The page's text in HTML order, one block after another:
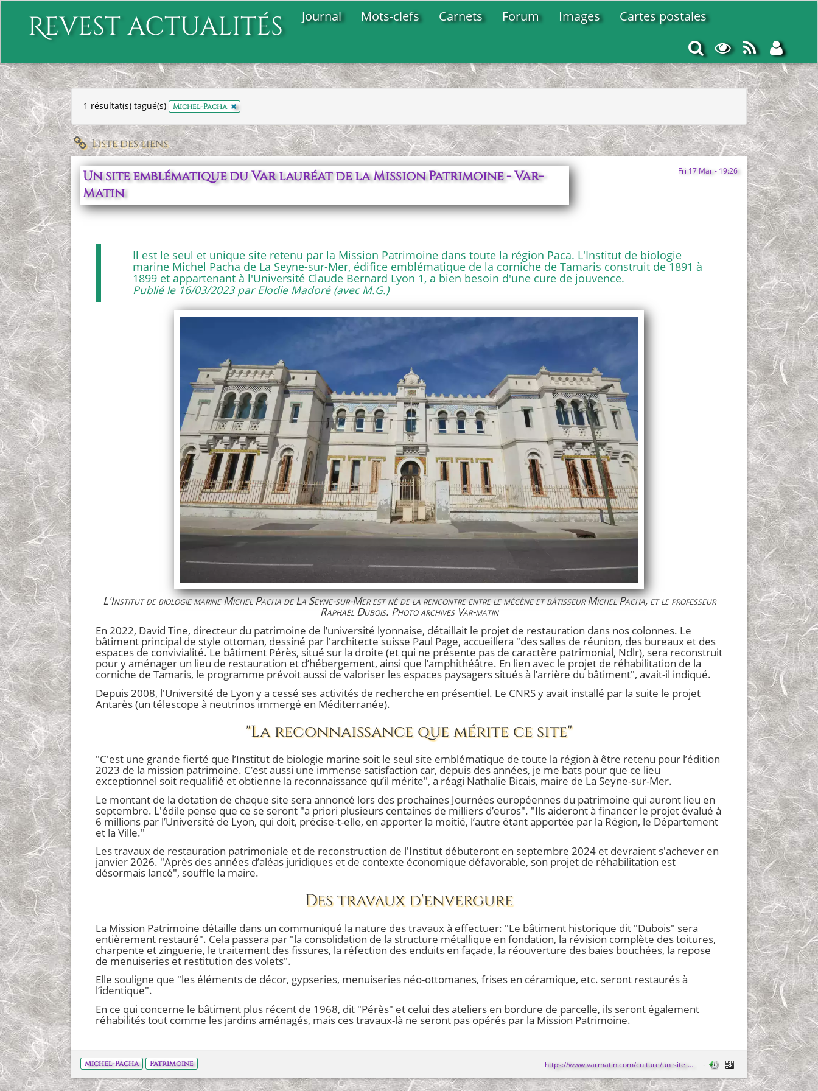
Revest actualités Journal Mots-clefs Carnets Forum Images
Cartes postales
Rechercher
Options
d’affichage
RSS
Feed
1 résultat(s) tagué(s) Michel-Pacha x
Liste des liens
Un site emblématique du Var lauréat de la Mission Patrimoine - Var-
Matin
Fri 17 Mar - 19:26
Il est le seul et unique site retenu par la Mission Patrimoine dans toute la région Paca. L'Institut de biologie
marine Michel Pacha de La Seyne-sur-Mer, édifice emblématique de la corniche de Tamaris construit de 1891 à
1899 et appartenant à l'Université Claude Bernard Lyon 1, a bien besoin d'une cure de jouvence.
Publié le 16/03/2023 par Elodie Madoré (avec M.G.)
L'Institut de biologie marine Michel Pacha de La Seyne-sur-Mer est né de la rencontre entre le mécène et bâtisseur Michel Pacha, et le professeur
Raphaël Dubois. Photo archives Var-matin
En 2022, David Tine, directeur du patrimoine de l’université lyonnaise, détaillait le projet de restauration dans nos colonnes. Le
bâtiment principal de style ottoman, dessiné par l'architecte suisse Paul Page, accueillera "des salles de réunion, des bureaux et des
espaces de convivialité. Le bâtiment Pérès, situé sur la droite (et qui ne présente pas de caractère patrimonial, Ndlr), sera reconstruit
pour y aménager un lieu de restauration et d’hébergement, ainsi que l’amphithéâtre. En lien avec le projet de réhabilitation de la
corniche de Tamaris, le programme prévoit aussi de valoriser les espaces paysagers situés à l’arrière du bâtiment", avait-il indiqué.
Depuis 2008, l'Université de Lyon y a cessé ses activités de recherche en présentiel. Le CNRS y avait installé par la suite le projet
Antarès (un télescope à neutrinos immergé en Méditerranée).
"La reconnaissance que mérite ce site"
"C'est une grande fierté que l’Institut de biologie marine soit le seul site emblématique de toute la région à être retenu pour l’édition
2023 de la mission patrimoine. C’est aussi une immense satisfaction car, depuis des années, je me bats pour que ce lieu
exceptionnel soit requalifié et obtienne la reconnaissance qu’il mérite", a réagi Nathalie Bicais, maire de La Seyne-sur-Mer.
Le montant de la dotation de chaque site sera annoncé lors des prochaines Journées européennes du patrimoine qui auront lieu en
septembre. L'édile pense que ce se seront "a priori plusieurs centaines de milliers d’euros". "Ils aideront à financer le projet évalué à
6 millions par l’Université de Lyon, qui doit, précise-t-elle, en apporter la moitié, l’autre étant apportée par la Région, le Département
et la Ville."
Les travaux de restauration patrimoniale et de reconstruction de l'Institut débuteront en septembre 2024 et devraient s'achever en
janvier 2026. "Après des années d’aléas juridiques et de contexte économique défavorable, son projet de réhabilitation est
désormais lancé", souffle la maire.
Des travaux d'envergure
La Mission Patrimoine détaille dans un communiqué la nature des travaux à effectuer: "Le bâtiment historique dit "Dubois" sera
entièrement restauré". Cela passera par "la consolidation de la structure métallique en fondation, la révision complète des toitures,
charpente et zinguerie, le traitement des fissures, la réfection des enduits en façade, la réouverture des baies bouchées, la repose
de menuiseries et restitution des volets".
Elle souligne que "les éléments de décor, gypseries, menuiseries néo-ottomanes, frises en céramique, etc. seront restaurés à
l’identique".
En ce qui concerne le bâtiment plus récent de 1968, dit "Pérès" et celui des ateliers en bordure de parcelle, ils seront également
réhabilités tout comme les jardins aménagés, mais ces travaux-là ne seront pas opérés par la Mission Patrimoine.
Michel-Pacha Patrimoine https://www.varmatin.com/culture/un-site-emblematique-du-var-laureat-de-la-mission-patrimoine-portee-par-stephane-bern-835012